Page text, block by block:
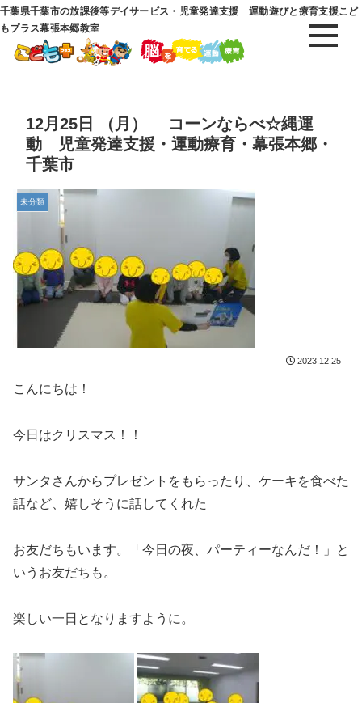
千葉県千葉市の放課後等デイサービス・児童発達支援 運動遊びと療育支援こど
もプラス幕張本郷教室
12月25日 （月） コーンならべ☆縄運
動 児童発達支援・運動療育・幕張本郷・
千葉市
未分類
2023.12.25
こんにちは！
今日はクリスマス！！
サンタさんからプレゼントをもらったり、ケーキを食べた
話など、嬉しそうに話してくれた
お友だちもいます。「今日の夜、パーティーなんだ！」と
いうお友だちも。
楽しい一日となりますように。